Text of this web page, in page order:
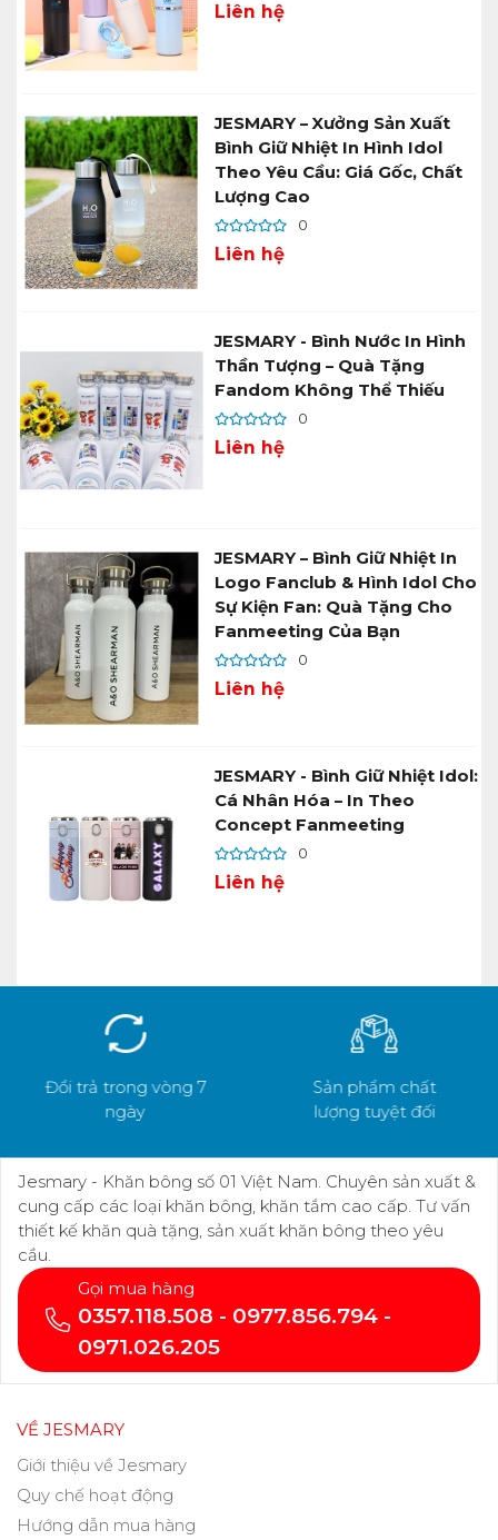
Liên hệ
JESMARY – Xưởng Sản Xuất
Bình Giữ Nhiệt In Hình Idol
Theo Yêu Cầu: Giá Gốc, Chất
Lượng Cao
0
Liên hệ
JESMARY - Bình Nước In Hình
Thần Tượng – Quà Tặng
Fandom Không Thể Thiếu
0
Liên hệ
JESMARY – Bình Giữ Nhiệt In
Logo Fanclub & Hình Idol Cho
Sự Kiện Fan: Quà Tặng Cho
Fanmeeting Của Bạn
0
Liên hệ
JESMARY - Bình Giữ Nhiệt Idol:
Cá Nhân Hóa – In Theo
Concept Fanmeeting
0
Liên hệ
Đổi trả trong vòng 7
ngày
Sản phẩm chất
lượng tuyệt đối
Jesmary - Khăn bông số 01 Việt Nam. Chuyên sản xuất &
cung cấp các loại khăn bông, khăn tắm cao cấp. Tư vấn
thiết kế khăn quà tặng, sản xuất khăn bông theo yêu
cầu.
Gọi mua hàng
0357.118.508 - 0977.856.794 -
0971.026.205
VỀ JESMARY
Giới thiệu về Jesmary
Quy chế hoạt động
Hướng dẫn mua hàng